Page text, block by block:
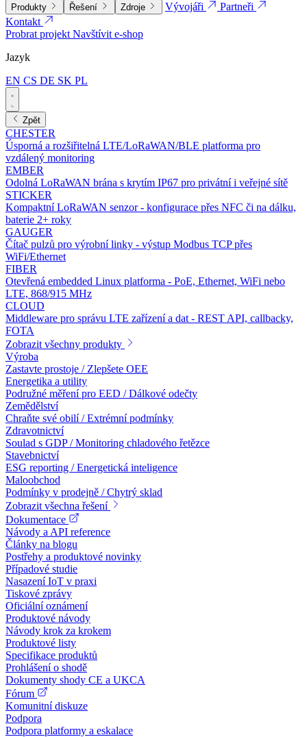
Produkty Řešení Zdroje Vývojáři
Partneři
Kontakt
Probrat projektNavštívit e-shop
Jazyk
EN CS DE SK PL
Zpět
CHESTER
Úsporná a rozšiřitelná LTE/LoRaWAN/BLE platforma pro
vzdálený monitoring
EMBER
Odolná LoRaWAN brána s krytím IP67 pro privátní i veřejné sítě
STICKER
Kompaktní LoRaWAN senzor - konfigurace přes NFC či na dálku,
baterie 2+ roky
GAUGER
Čítač pulzů pro výrobní linky - výstup Modbus TCP přes
WiFi/Ethernet
FIBER
Otevřená embedded Linux platforma - PoE, Ethernet, WiFi nebo
LTE, 868/915 MHz
CLOUD
Middleware pro správu LTE zařízení a dat - REST API, callbacky,
FOTA
Zobrazit všechny produkty
Výroba
Zastavte prostoje / Zlepšete OEE
Energetika a utility
Podružné měření pro EED / Dálkové odečty
Zemědělství
Chraňte své obilí / Extrémní podmínky
Zdravotnictví
Soulad s GDP / Monitoring chladového řetězce
Stavebnictví
ESG reporting / Energetická inteligence
Maloobchod
Podmínky v prodejně / Chytrý sklad
Zobrazit všechna řešení
Dokumentace
Návody a API reference
Články na blogu
Postřehy a produktové novinky
Případové studie
Nasazení IoT v praxi
Tiskové zprávy
Oficiální oznámení
Produktové návody
Návody krok za krokem
Produktové listy
Specifikace produktů
Prohlášení o shodě
Dokumenty shody CE a UKCA
Fórum
Komunitní diskuze
Podpora
Podpora platformy a eskalace